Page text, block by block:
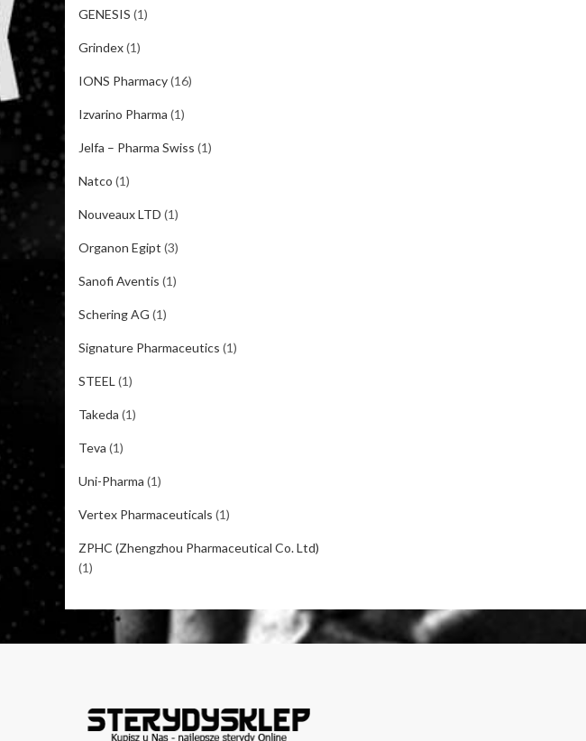
GENESIS (1)
Grindex(1)
IONS Pharmacy(16)
Izvarino Pharma (1)
Jelfa – Pharma Swiss (1)
Natco (1)
Nouveaux LTD (1)
Organon Egipt (3)
Sanofi Aventis (1)
Schering AG (1)
Signature Pharmaceutics (1)
STEEL (1)
Takeda (1)
Teva (1)
Uni-Pharma (1)
Vertex Pharmaceuticals (1)
ZPHC (Zhengzhou Pharmaceutical Co. Ltd)
(1)